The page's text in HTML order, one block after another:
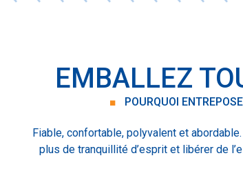
EMBALLEZ
■ POURQUOI
Fiable, confortable, polyvalent et
plus de tranquillité d’esprit et libérer de